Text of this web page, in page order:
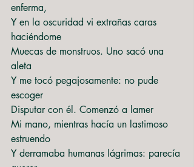
enferma,
Y en la oscuridad vi extrañas caras
haciéndome
Muecas de monstruos. Uno sacó una
aleta
Y me tocó pegajosamente: no pude
escoger
Disputar con él. Comenzó a lamer
Mi mano, mientras hacía un lastimoso
estruendo
Y derramaba humanas lágrimas: parecía